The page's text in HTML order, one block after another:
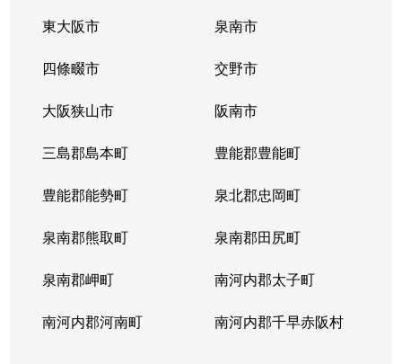
東大阪市 泉南市
四條畷市 交野市
大阪狭山市 阪南市
三島郡島本町 豊能郡豊能町
豊能郡能勢町 泉北郡忠岡町
泉南郡熊取町 泉南郡田尻町
泉南郡岬町 南河内郡太子町
南河内郡河南町 南河内郡千早赤阪村